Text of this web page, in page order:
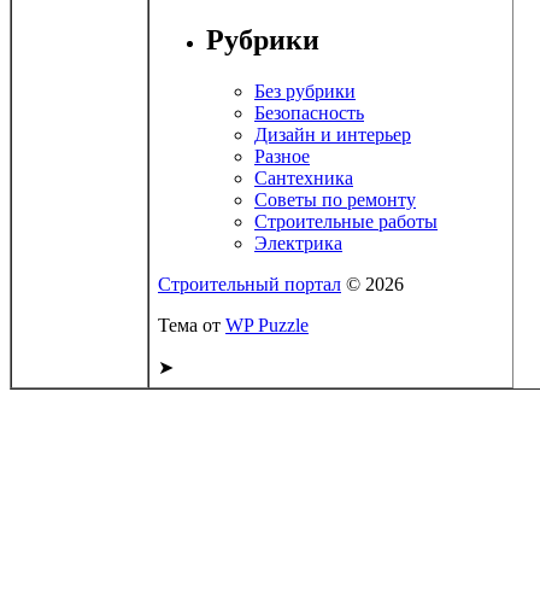
Рубрики
Без рубрики
Безопасность
Дизайн и интерьер
Разное
Сантехника
Советы по ремонту
Строительные работы
Электрика
Строительный портал © 2026
Тема от WP Puzzle
➤